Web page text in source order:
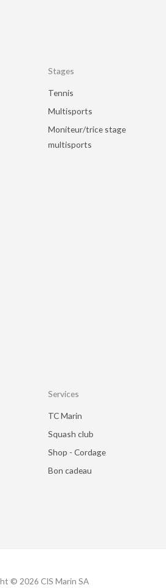
Stages
Tennis
Multisports
Moniteur/trice stage
multisports
Services
TC Marin
Squash club
Shop - Cordage
Bon cadeau
© 2026 CIS Marin SA